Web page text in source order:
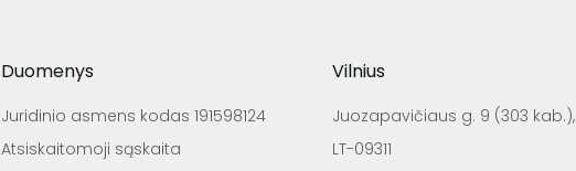
Duomenys
Juridinio asmens kodas 191598124
Atsiskaitomoji sąskaita
Vilnius
Juozapavičiaus g. 9 (303 kab.),
LT-09311